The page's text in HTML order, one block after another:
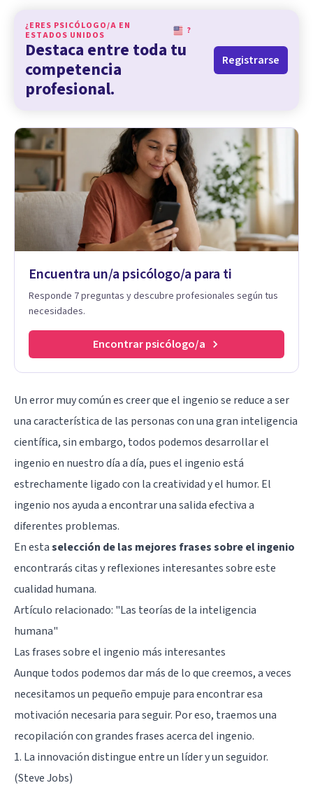
¿ERES PSICÓLOGO/A EN
ESTADOS UNIDOS
?
Destaca entre toda tu
competencia
profesional.
Registrarse
Encuentra un/a psicólogo/a para ti
Responde 7 preguntas y descubre profesionales según tus
necesidades.
Encontrar psicólogo/a
Un error muy común es creer que el ingenio se reduce a ser
una característica de las personas con una gran inteligencia
científica, sin embargo, todos podemos desarrollar el
ingenio en nuestro día a día, pues el ingenio está
estrechamente ligado con la creatividad y el humor. El
ingenio nos ayuda a encontrar una salida efectiva a
diferentes problemas.
En estaselección de las mejores frases sobre el ingenio
encontrarás citas y reflexiones interesantes sobre este
cualidad humana.
Artículo relacionado: "Las teorías de la inteligencia
humana"
Las frases sobre el ingenio más interesantes
Aunque todos podemos dar más de lo que creemos, a veces
necesitamos un pequeño empuje para encontrar esa
motivación necesaria para seguir. Por eso, traemos una
recopilación con grandes frases acerca del ingenio.
1. La innovación distingue entre un líder y un seguidor.
(Steve Jobs)